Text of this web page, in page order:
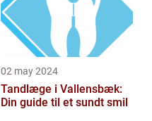
02 may 2024
Tandlæge i Vallensbæk:
Din guide til et sundt smil